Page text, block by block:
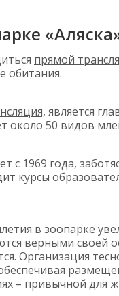
прямой
обитания.
является
около 50 видов
с 1969 года,
курсы
в зоопарке
верными своей
Организация
– привычной для